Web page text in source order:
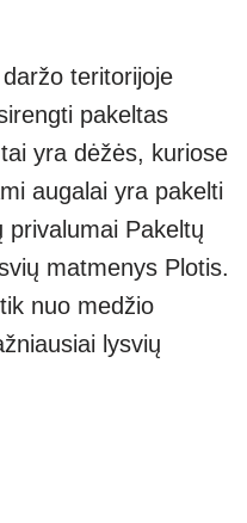
teritorijoje
pakeltas
yra dėžės, kuriose
augalai yra pakelti
Pakeltų
matmenys Plotis.
nuo medžio
lysvių